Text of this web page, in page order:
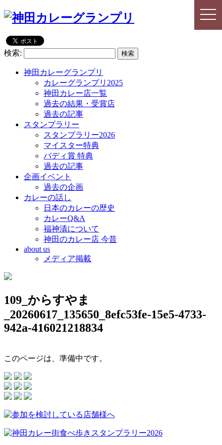
検索:
神田カレーグランプリ
カレーグランプリ2025
神田カレー店一覧
過去の結果・受賞店
過去の記事
スタンプラリー
スタンプラリー2026
マイスター特典
バディ賞 特典
過去の記事
企画イベント
過去の企画
カレーの話し
日本のカレーの歴史
カレーQ&A
福神漬について
神田のカレー店 今昔
about us
メディア掲載
109_からすやま
_20260617_135650_8efc53fe-15e5-4733-
942a-416021218834
このページは、準備中です。